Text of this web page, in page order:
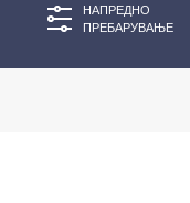
НАПРЕДНО
ПРЕБАРУВАЊЕ